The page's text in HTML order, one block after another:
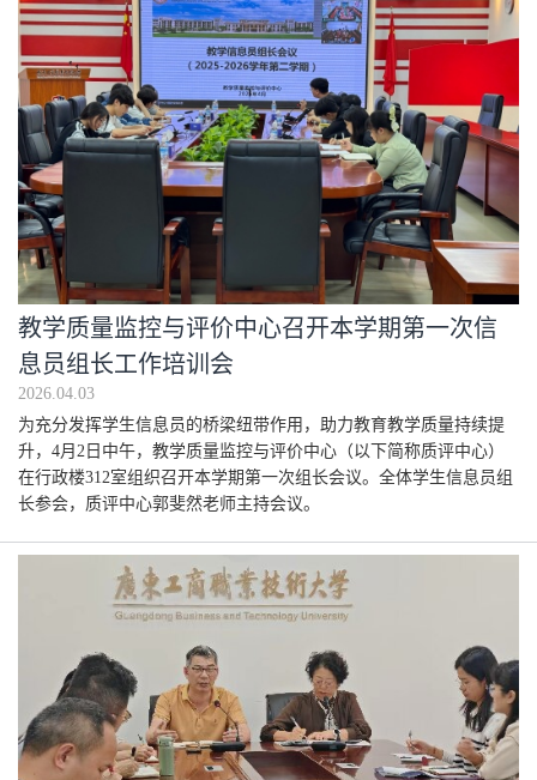
教学质量监控与评价中心召开本学期第一次信
息员组长工作培训会
2026.04.03
为充分发挥学生信息员的桥梁纽带作用，助力教育教学质量持续提
升，4月2日中午，教学质量监控与评价中心（以下简称质评中心）
在行政楼312室组织召开本学期第一次组长会议。全体学生信息员组
长参会，质评中心郭斐然老师主持会议。